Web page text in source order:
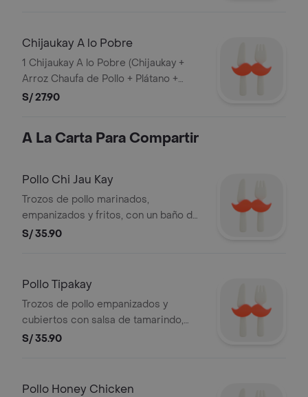
Chijaukay A lo Pobre
1 Chijaukay A lo Pobre (Chijaukay +
Arroz Chaufa de Pollo + Plátano +
Huevo)
S/ 27.90
A La Carta Para Compartir
Pollo Chi Jau Kay
Trozos de pollo marinados,
empanizados y fritos, con un baño de
salsa mensí y semillas de ajonjolí
S/ 35.90
Pollo Tipakay
Trozos de pollo empanizados y
cubiertos con salsa de tamarindo,
acompañado con semilla de ajonjolí.
S/ 35.90
Pollo Honey Chicken